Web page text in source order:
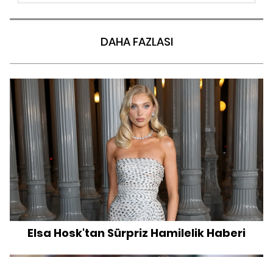
DAHA FAZLASI
Elsa Hosk'tan Sürpriz Hamilelik Haberi